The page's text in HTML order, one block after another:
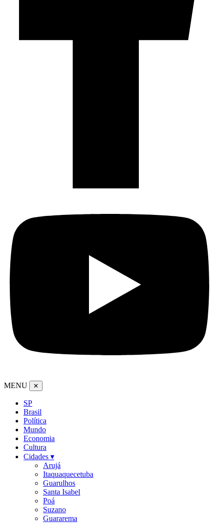
MENU ✕
SP
Brasil
Política
Mundo
Economia
Cultura
Cidades ▾
Arujá
Itaquaquecetuba
Guarulhos
Santa Isabel
Poá
Suzano
Guararema